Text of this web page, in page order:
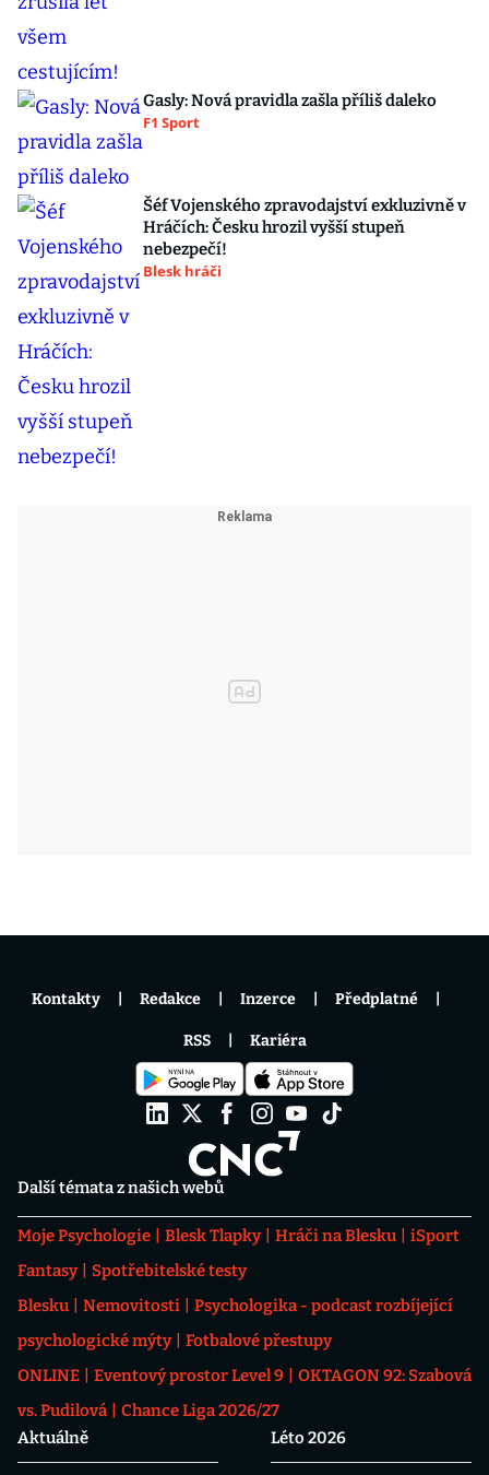
Gasly: Nová pravidla zašla příliš daleko
F1 Sport
Šéf Vojenského zpravodajství exkluzivně v
Hráčích: Česku hrozil vyšší stupeň
nebezpečí!
Blesk hráči
Další témata z našich webů
Moje Psychologie Blesk Tlapky Hráči na Blesku
iSport
Fantasy
Spotřebitelské testy
Blesku
Nemovitosti
Psychologika - podcast rozbíjející
psychologické mýty
Fotbalové přestupy
ONLINE
Eventový prostor Level 9
OKTAGON 92: Szabová
vs. Pudilová
Chance Liga 2026/27
Aktuálně
Léto 2026
Kontakty Redakce Inzerce Předplatné
RSS Kariéra